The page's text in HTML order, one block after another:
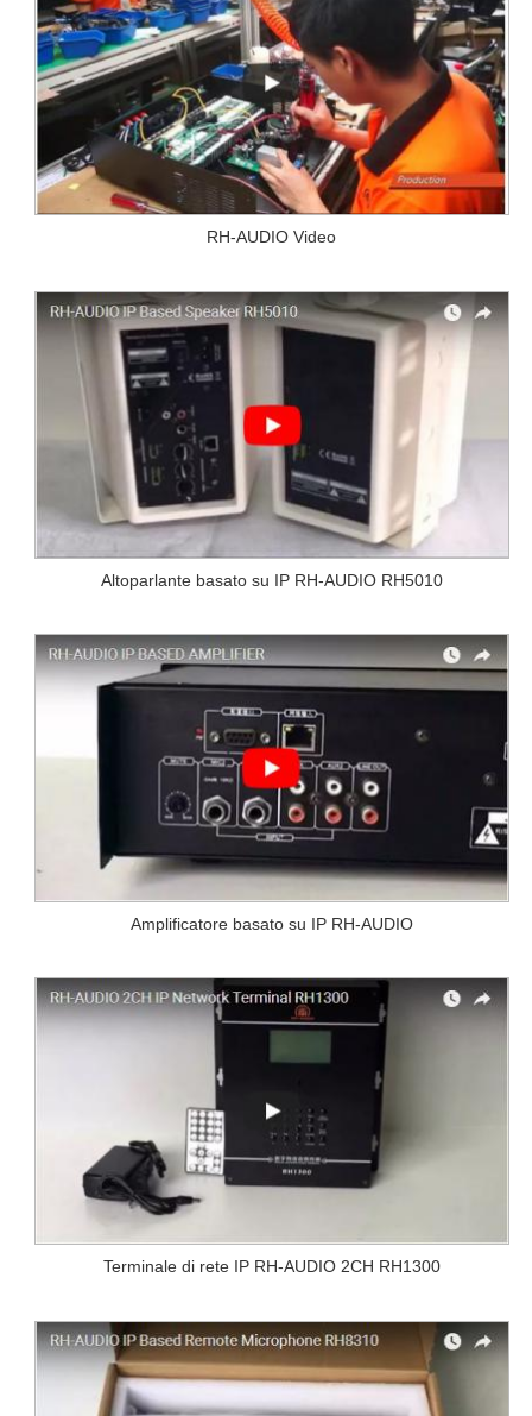
RH-AUDIO Video
Altoparlante basato su IP RH-AUDIO RH5010
Amplificatore basato su IP RH-AUDIO
Terminale di rete IP RH-AUDIO 2CH RH1300